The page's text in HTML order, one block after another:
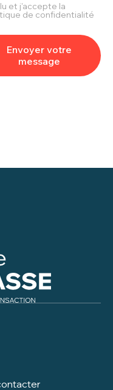
et j'accepte la
de confidentialité
Envoyer votre
message